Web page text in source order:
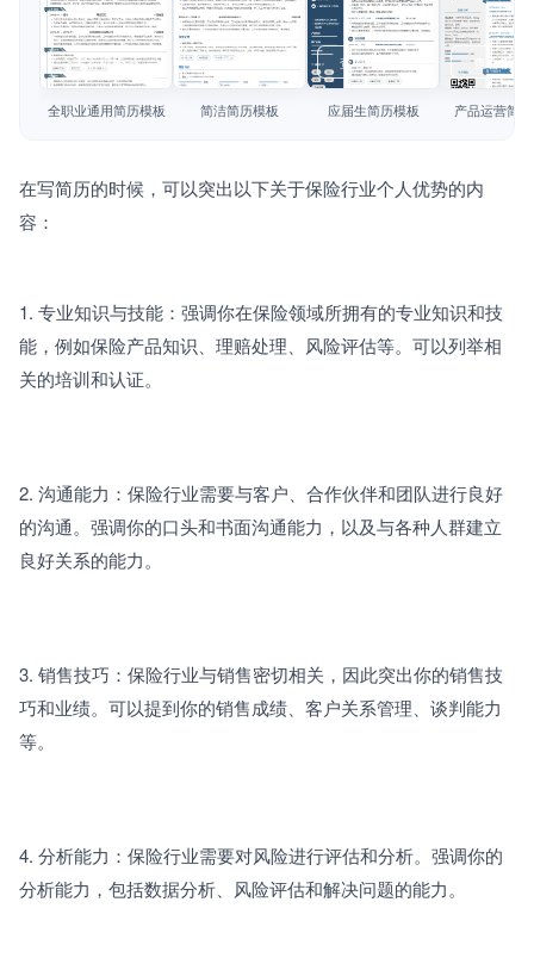
简历模板
简历教程
查看模板
全职业通用简历模板
查看模板
简洁简历模板
查看模板
应届生简历模板
查看模板
产品运营简
在写简历的时候，可以突出以下关于保险行业个人优势的内
容：
1. 专业知识与技能：强调你在保险领域所拥有的专业知识和技
能，例如保险产品知识、理赔处理、风险评估等。可以列举相
关的培训和认证。
2. 沟通能力：保险行业需要与客户、合作伙伴和团队进行良好
的沟通。强调你的口头和书面沟通能力，以及与各种人群建立
良好关系的能力。
3. 销售技巧：保险行业与销售密切相关，因此突出你的销售技
巧和业绩。可以提到你的销售成绩、客户关系管理、谈判能力
等。
4. 分析能力：保险行业需要对风险进行评估和分析。强调你的
分析能力，包括数据分析、风险评估和解决问题的能力。